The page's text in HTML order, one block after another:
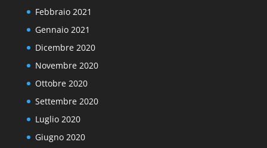
Febbraio 2021
Gennaio 2021
Dicembre 2020
Novembre 2020
Ottobre 2020
Settembre 2020
Luglio 2020
Giugno 2020